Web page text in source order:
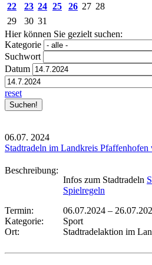
22
23 24 25 26 27 28
29
30 31
Hier können Sie gezielt suchen:
Kategorie
Suchwort
Datum
reset
06.07. 2024
Stadtradeln im Landkreis
Beschreibung:
Infos zum Stadtradeln
Spielregeln
Termin:
06.07.2024 –
Kategorie:
Sport
Ort:
Stadtradelaktion im